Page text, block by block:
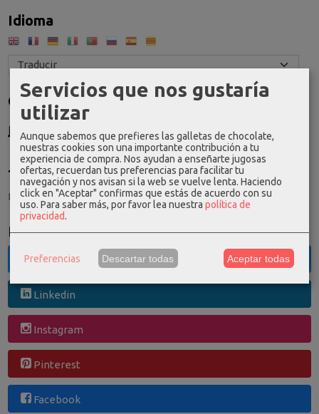
Idioma
Costes de Envío
GRATIS *
Consultar Destinos
Tu Carrito (0)
El carrito de la compra está vacío
Redes Sociales
Twitter
Linkedin
Instagram
Pinterest
Facebook
Servicios que nos gustaría
utilizar
Aunque sabemos que prefieres las galletas de chocolate,
nuestras cookies son una importante contribución a tu
experiencia de compra. Nos ayudan a enseñarte jugosas
ofertas, recuerdan tus preferencias para facilitar tu
navegación y nos avisan si la web se vuelve lenta. Haciendo
click en "Aceptar" confirmas que estás de acuerdo con su
uso. Para saber más, por favor lea nuestra política de
privacidad.
Preferencias Descartar todas Aceptar todas